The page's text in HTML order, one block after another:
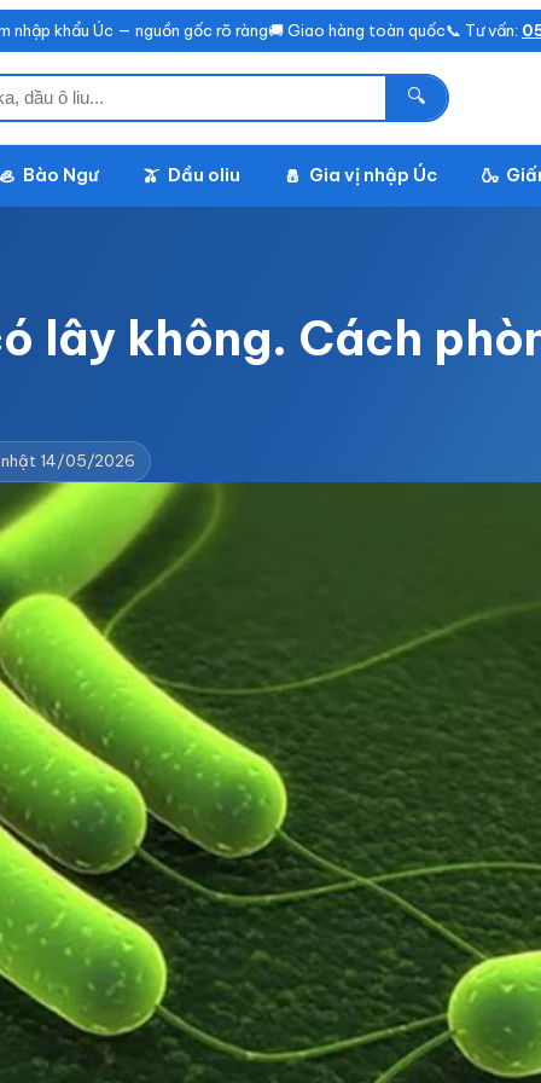
nhập khẩu Úc — nguồn gốc rõ ràng🚚 Giao hàng toàn quốc📞 Tư vấn:
🔍
Bào Ngư 🫒 Dầu oliu 🧂 Gia vị nhập Úc 🍶
lây không. Cách
14/05/2026